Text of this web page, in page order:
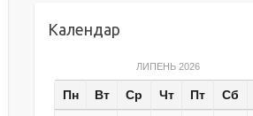
Календар
ЛИПЕНЬ 2026
Пн Вт Ср Чт Пт Сб